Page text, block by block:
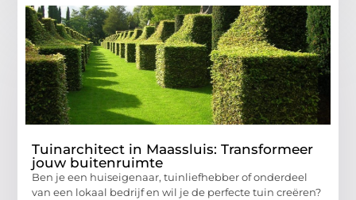
Tuinarchitect in Maassluis: Transformeer
jouw buitenruimte
Ben je een huiseigenaar, tuinliefhebber of onderdeel
van een lokaal bedrijf en wil je de perfecte tuin creëren?